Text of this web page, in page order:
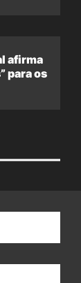
afirma
para os